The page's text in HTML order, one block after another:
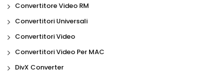
Convertitore Video RM
Convertitori Universali
Convertitori Video
Convertitori Video Per MAC
DivX Converter